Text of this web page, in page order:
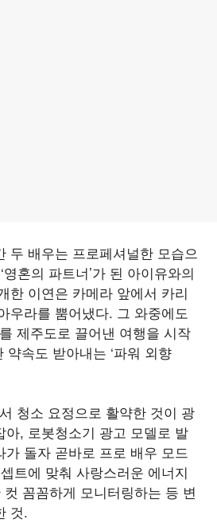
두 배우는 프로페셔널한 모습으
혼의 파트너’가 된 아이유와의
한 이연은 카메라 앞에서 카리
우라를 뿜어냈다. 그 와중에도
제주도로 끌어낸 여행을 시작
약속도 받아내는 ‘파워 외향
청소 요정으로 활약한 것이 광
아, 로봇청소기 광고 모델로 발
가 돌자 곧바로 프로 배우 모드
트에 맞춰 사랑스러운 에너지
꼼꼼하게 모니터링하는 등 변
것.